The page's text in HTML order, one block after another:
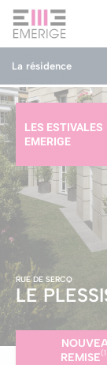
La résidence
RUE DE SERCQ
LE
REMISE
LES ESTIVALES
EMERIGE